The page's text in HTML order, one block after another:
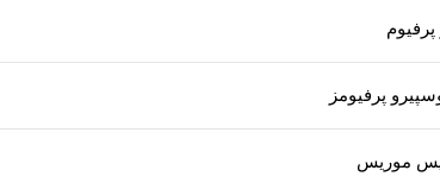
پرفیوم
پرفیومز
موریس